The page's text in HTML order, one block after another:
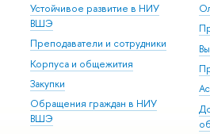
Устойчивое развитие в НИУ
ВШЭ
Преподаватели и сотрудники
Корпуса и общежития
Закупки
Обращения граждан в НИУ
ВШЭ